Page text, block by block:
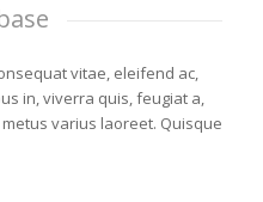
vitae, eleifend ac,
in, viverra quis, feugiat a,
varius laoreet. Quisque